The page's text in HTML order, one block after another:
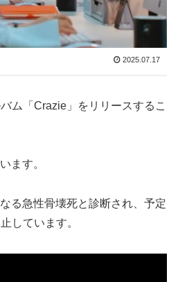
2025.07.17
ム「Crazie」をリリースするこ
ます。
る急性骨壊死と診断され、予定
しています。